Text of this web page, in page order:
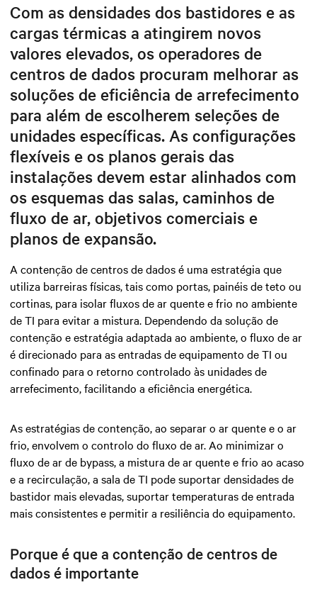
Com as densidades dos bastidores e as
cargas térmicas a atingirem novos
valores elevados, os operadores de
centros de dados procuram melhorar as
soluções de eficiência de arrefecimento
para além de escolherem seleções de
unidades específicas. As configurações
flexíveis e os planos gerais das
instalações devem estar alinhados com
os esquemas das salas, caminhos de
fluxo de ar, objetivos comerciais e
planos de expansão.
A contenção de centros de dados é uma estratégia que
utiliza barreiras físicas, tais como portas, painéis de teto ou
cortinas, para isolar fluxos de ar quente e frio no ambiente
de TI para evitar a mistura. Dependendo da solução de
contenção e estratégia adaptada ao ambiente, o fluxo de ar
é direcionado para as entradas de equipamento de TI ou
confinado para o retorno controlado às unidades de
arrefecimento, facilitando a eficiência energética.
As estratégias de contenção, ao separar o ar quente e o ar
frio, envolvem o controlo do fluxo de ar. Ao minimizar o
fluxo de ar de bypass, a mistura de ar quente e frio ao acaso
e a recirculação, a sala de TI pode suportar densidades de
bastidor mais elevadas, suportar temperaturas de entrada
mais consistentes e permitir a resiliência do equipamento.
Porque é que a contenção de centros de
dados é importante